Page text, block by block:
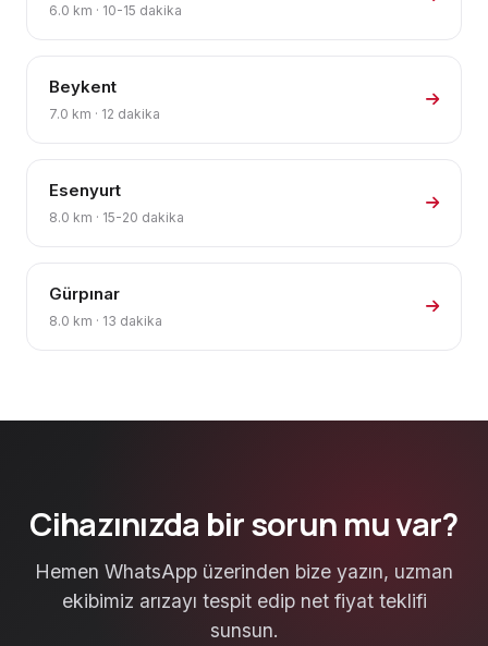
6.0 km · 10-15 dakika
Beykent
7.0 km · 12 dakika
Esenyurt
8.0 km · 15-20 dakika
Gürpınar
8.0 km · 13 dakika
Cihazınızda bir sorun mu var?
Hemen WhatsApp üzerinden bize yazın, uzman
ekibimiz arızayı tespit edip net fiyat teklifi
sunsun.